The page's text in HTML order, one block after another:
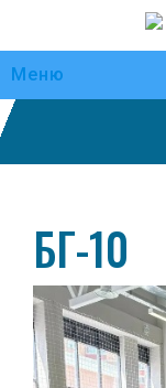
Меню
БГ-10